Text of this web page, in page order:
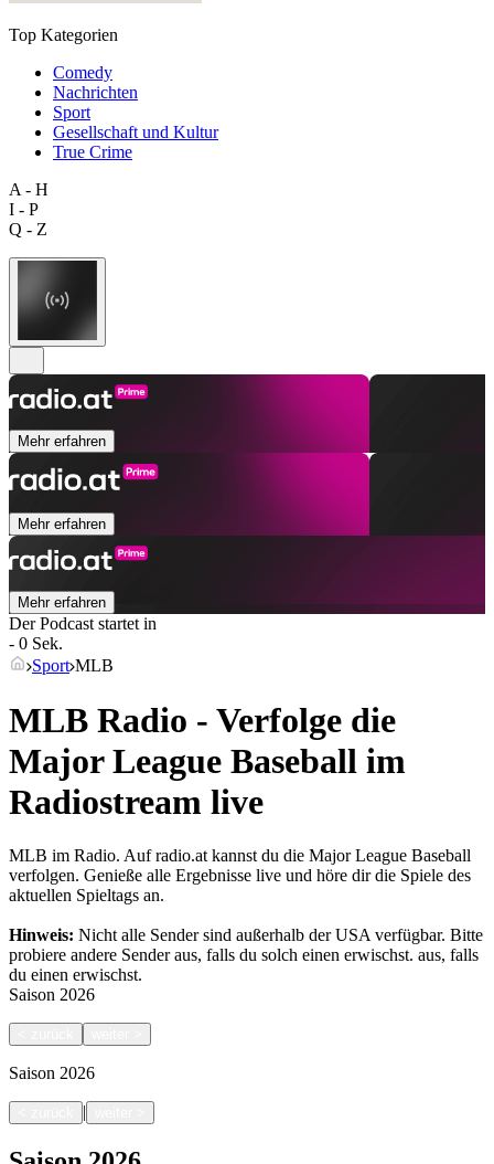
Top Kategorien
Comedy
Nachrichten
Sport
Gesellschaft und Kultur
True Crime
A - H
I - P
Q - Z
Mehr erfahren
Mehr erfahren
Mehr erfahren
Der Podcast startet in
- 0 Sek.
Sport MLB
MLB Radio - Verfolge die
Major League Baseball im
Radiostream live
MLB im Radio. Auf radio.at kannst du die Major League Baseball
verfolgen. Genieße alle Ergebnisse live und höre dir die Spiele des
aktuellen Spieltags an.
Hinweis: Nicht alle Sender sind außerhalb der USA verfügbar. Bitte
probiere andere Sender aus, falls du solch einen erwischst. aus, falls
du einen erwischst.
Saison 2026
Saison 2026
|